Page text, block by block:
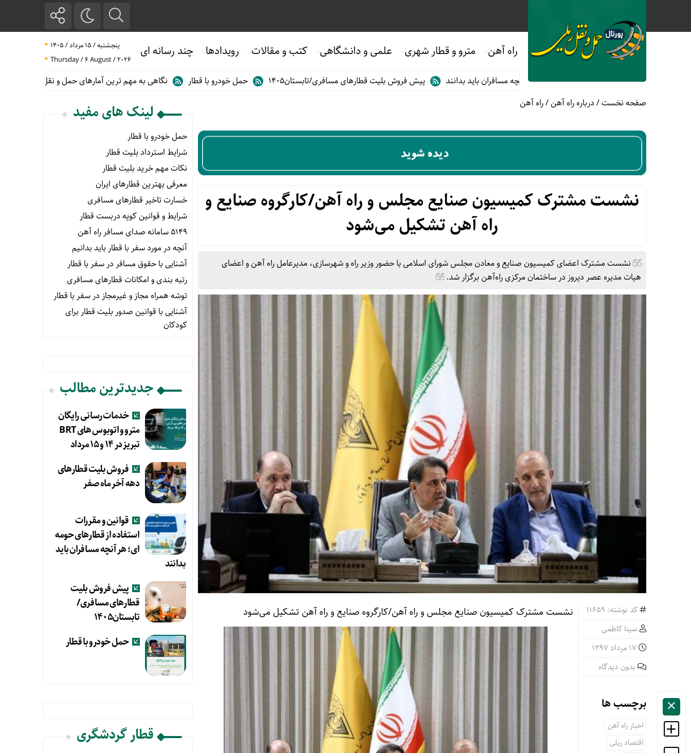
راه آهن مترو و قطار شهری علمی و دانشگاهی کتب و مقالات رویدادها چند رسانه ای
پنجشنبه / ۱۵ مرداد / ۱۴۰۵
Thursday / 6 August / 2026
استفاده از قطارهای حومه ای؛ هر آنچه مسافران باید بدانند پیش فروش بلیت قطارهای مسافری/تابستان۱۴۰۵ حمل خودرو با قطار
نگاهی به مهم ترین آمارهای حمل و نقل ریلی در گزارش سالانه ۱۴۰۴ اسنپ تریپ
صفحه نخست/درباره راه آهن/راه آهن
نشست مشترک کمیسیون صنایع مجلس و راه آهن/کارگروه صنایع و
راه آهن تشکیل می‌شود
نشست مشترک اعضای کمیسیون صنایع و معادن مجلس شورای اسلامی با حضور وزیر راه و شهرسازی، مدیرعامل راه آهن و اعضای
هیات مدیره عصر دیروز در ساختمان مرکزی راه‌آهن برگزار شد.
کد نوشته: 11659
سینا کاظمی
بدون دیدگاه
برچسب ها
اخبار راه آهن
اقتصاد ریلی
نشست مشترک کمیسیون صنایع مجلس و راه آهن/کارگروه صنایع و راه آهن تشکیل می‌شود
لینک های مفید
حمل خودرو با قطار
شرایط استرداد بلیت قطار
نکات مهم خرید بلیت قطار
معرفی بهترین قطارهای ایران
خسارت تاخیر قطارهای مسافری
شرایط و قوانین کوپه دربست قطار
۵۱۴۹ سامانه صدای مسافر راه آهن
آنچه در مورد سفر با قطار باید بدانیم
آشنایی با حقوق مسافر در سفر با قطار
رتبه بندی و امکانات قطارهای مسافری
توشه همراه مجاز و غیرمجاز در سفر با قطار
آشنایی با قوانین صدور بلیت قطار برای
کودکان
جدیدترین مطالب
خدمات رسانی رایگان
مترو و اتوبوس های BRT
تبریز در ۱۴ و ۱۵ مرداد
فروش بلیت قطارهای
دهه آخر ماه صفر
قوانین و مقررات
استفاده از قطارهای حومه
ای؛ هر آنچه مسافران باید
بدانند
پیش فروش بلیت
قطارهای مسافری/
تابستان۱۴۰۵
حمل خودرو با قطار
قطار گردشگری